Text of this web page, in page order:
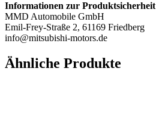
Informationen zur Produktsicherheit
MMD Automobile GmbH
Emil-Frey-Straße 2, 61169 Friedberg
info@mitsubishi-motors.de
Ähnliche Produkte